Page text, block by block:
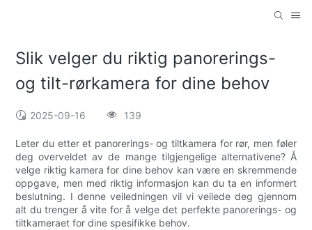
Slik velger du riktig panorerings-
og tilt-rørkamera for dine behov
2025-09-16 139
Leter du etter et panorerings- og tiltkamera for rør, men føler
deg overveldet av de mange tilgjengelige alternativene? Å
velge riktig kamera for dine behov kan være en skremmende
oppgave, men med riktig informasjon kan du ta en informert
beslutning. I denne veiledningen vil vi veilede deg gjennom
alt du trenger å vite for å velge det perfekte panorerings- og
tiltkameraet for dine spesifikke behov.